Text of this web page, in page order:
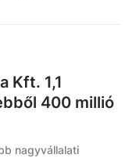
Kft. 1,1
400 millió
nagyvállalati